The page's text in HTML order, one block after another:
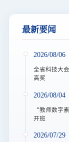
最新要闻
2026/08/06
全省科技大
高奖
2026/08/04
“教师数字
开班
2026/07/29